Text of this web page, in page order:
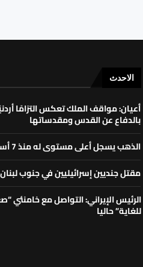
الاحدث
أعيان: مواقف الملك تعكس التزامًا
بالدفاع عن القدس ومقدساتها
الذهب يسجل أعلى مستوى له منذ 7 أسابيع
مقتل جنديين إسرائيليين في جنوب لبنان
الرئيس الإيراني: التواصل مع خامنئي
للغاية” حاليا